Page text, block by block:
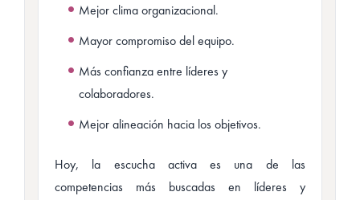
Mejor clima organizacional.
Mayor compromiso del equipo.
Más confianza entre líderes y
colaboradores.
Mejor alineación hacia los objetivos.
Hoy, la escucha activa es una de las
competencias más buscadas en líderes y